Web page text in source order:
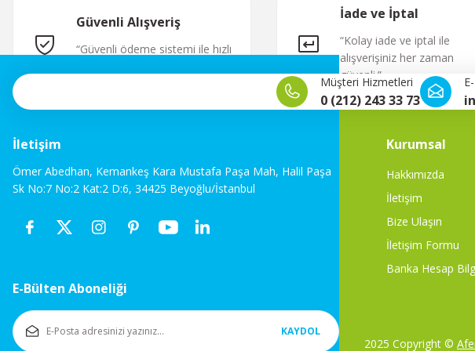
Güvenli Alışveriş
“Güvenli ödeme sistemi ile hızlı
İade ve İptal
“Kolay iade ve iptal ile
alışverişiniz her zaman
güvenli.”
Müşteri Hizmetleri
0 (212) 243 33 73
İletişim
Ömer Abedhan, Kemankeş Kara Mustafa Paşa Mah, Halil Paşa
Sk No:7 No:2 Kat:2 D:6, 34425 Beyoğlu/İstanbul
E-Bülten Aboneliği
KAYDOL
Kurumsal
Hakkımızda
İletişim
Bize Ulaşın
İletişim Formu
Banka Hesap
2025 Copyright ©